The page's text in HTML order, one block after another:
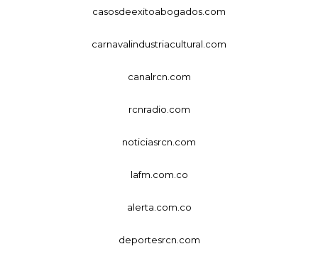
casosdeexitoabogados.com
carnavalindustriacultural.com
canalrcn.com
rcnradio.com
noticiasrcn.com
lafm.com.co
alerta.com.co
deportesrcn.com